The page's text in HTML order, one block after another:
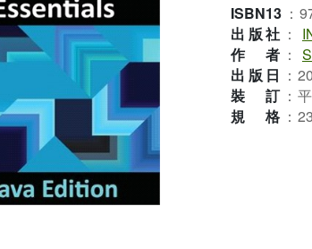
ISBN13 ：
出版社 ：
作者 ：
出版日 ：
裝訂 ：
規格 ：